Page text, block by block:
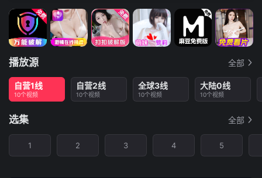
播放源 全部
自营1线
10个视频
自营2线
10个视频
全球3线
10个视频
大陆0线
10个视频
选集 全部
1 2 3 4 5